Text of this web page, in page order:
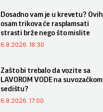
Dosadno vam je u krevetu? Ovih
osam trikova će rasplamsati
strasti brže nego što mislite
6.8.2026. 18:30
Zašto bi trebalo da vozite sa
LAVOROM VODE na suvozačkom
sedištu?
6.8.2026. 17:00